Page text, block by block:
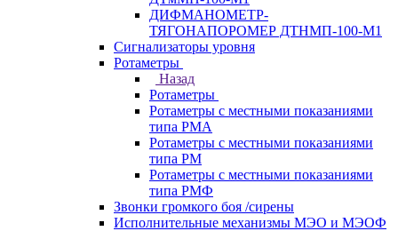
ДИФМАНОМЕТР-
ТЯГОНАПОРОМЕР ДТНМП-100-М1
Сигнализаторы уровня
Ротаметры
Назад
Ротаметры
Ротаметры с местными показаниями
типа РМА
Ротаметры с местными показаниями
типа РМ
Ротаметры с местными показаниями
типа РМФ
Звонки громкого боя /сирены
Исполнительные механизмы МЭО и МЭОФ